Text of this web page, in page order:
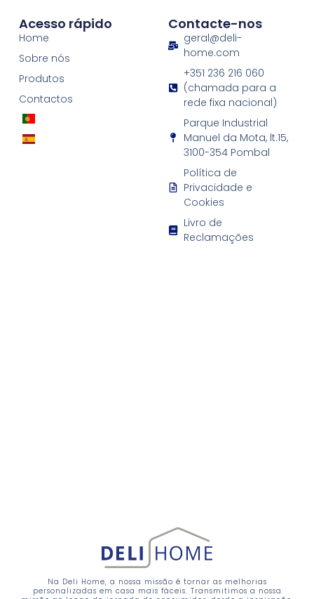
Na Deli Home, a nossa missão é tornar as melhorias
personalizadas em casa mais fáceis. Transmitimos a nossa
Acesso rápido
Home
Sobre nós
Produtos
Contactos
Contacte-nos
geral@deli-
home.com
+351 236 216 060
(chamada para a
rede fixa nacional)
Parque Industrial
Manuel da Mota, lt.15,
3100-354 Pombal
Política de
Privacidade e
Cookies
Livro de
Reclamações